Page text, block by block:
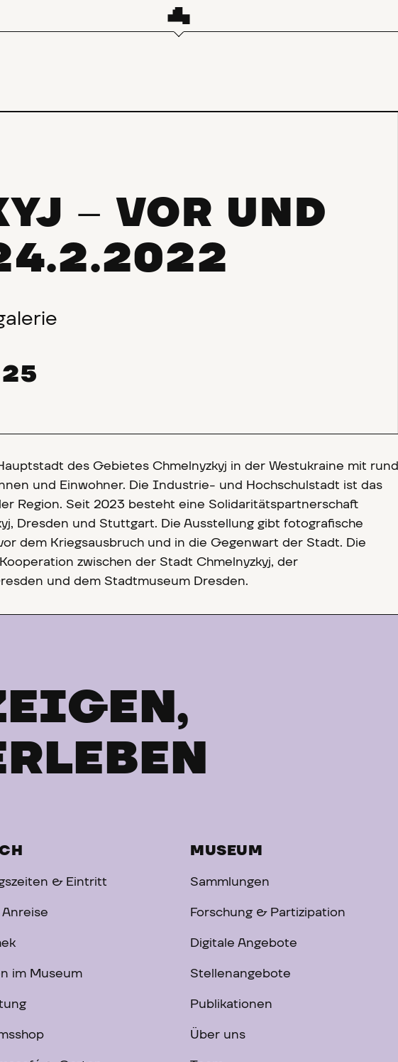
– VOR UND
des Gebietes Chmelnyzkyj in der Westukraine mit rund
und Einwohner. Die Industrie- und Hochschulstadt ist das
Region. Seit 2023 besteht eine Solidaritätspartnerschaft
Dresden und Stuttgart. Die Ausstellung gibt fotografische
dem Kriegsausbruch und in die Gegenwart der Stadt. Die
zwischen der Stadt Chmelnyzkyj, der
und dem Stadtmuseum Dresden.
& Eintritt
Anreise
im Museum
MUSEUM
Sammlungen
Forschung & Partizipation
Digitale Angebote
Stellenangebote
Publikationen
Über uns